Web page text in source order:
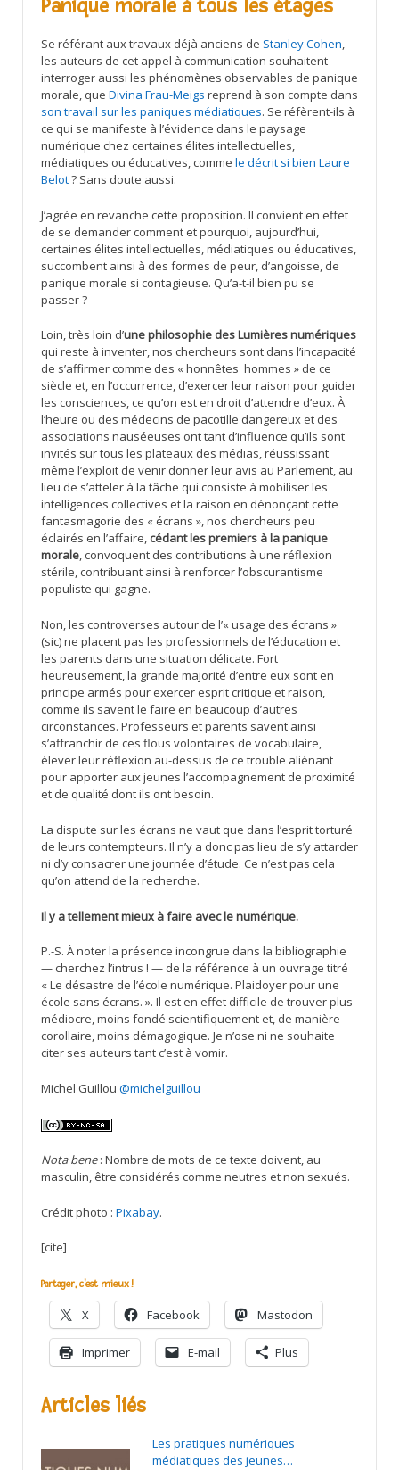
Panique morale à tous les étages
Se référant aux travaux déjà anciens de Stanley Cohen,
les auteurs de cet appel à communication souhaitent
interroger aussi les phénomènes observables de panique
morale, que Divina Frau-Meigs reprend à son compte dans
son travail sur les paniques médiatiques. Se réfèrent-ils à
ce qui se manifeste à l’évidence dans le paysage
numérique chez certaines élites intellectuelles,
médiatiques ou éducatives, comme le décrit si bien Laure
Belot? Sans doute aussi.
J’agrée en revanche cette proposition. Il convient en effet
de se demander comment et pourquoi, aujourd’hui,
certaines élites intellectuelles, médiatiques ou éducatives,
succombent ainsi à des formes de peur, d’angoisse, de
panique morale si contagieuse. Qu’a-t-il bien pu se
passer ?
Loin, très loin d’une philosophie des Lumières numériques
qui reste à inventer, nos chercheurs sont dans l’incapacité
de s’affirmer comme des « honnêtes hommes » de ce
siècle et, en l’occurrence, d’exercer leur raison pour guider
les consciences, ce qu’on est en droit d’attendre d’eux. À
l’heure ou des médecins de pacotille dangereux et des
associations nauséeuses ont tant d’influence qu’ils sont
invités sur tous les plateaux des médias, réussissant
même l’exploit de venir donner leur avis au Parlement, au
lieu de s’atteler à la tâche qui consiste à mobiliser les
intelligences collectives et la raison en dénonçant cette
fantasmagorie des « écrans », nos chercheurs peu
éclairés en l’affaire, cédant les premiers à la panique
morale, convoquent des contributions à une réflexion
stérile, contribuant ainsi à renforcer l’obscurantisme
populiste qui gagne.
Non, les controverses autour de l’« usage des écrans »
(sic) ne placent pas les professionnels de l’éducation et
les parents dans une situation délicate. Fort
heureusement, la grande majorité d’entre eux sont en
principe armés pour exercer esprit critique et raison,
comme ils savent le faire en beaucoup d’autres
circonstances. Professeurs et parents savent ainsi
s’affranchir de ces flous volontaires de vocabulaire,
élever leur réflexion au-dessus de ce trouble aliénant
pour apporter aux jeunes l’accompagnement de proximité
et de qualité dont ils ont besoin.
La dispute sur les écrans ne vaut que dans l’esprit torturé
de leurs contempteurs. Il n’y a donc pas lieu de s’y attarder
ni d’y consacrer une journée d’étude. Ce n’est pas cela
qu’on attend de la recherche.
Il y a tellement mieux à faire avec le numérique.
P.-S. À noter la présence incongrue dans la bibliographie
— cherchez l’intrus ! — de la référence à un ouvrage titré
« Le désastre de l’école numérique. Plaidoyer pour une
école sans écrans. ». Il est en effet difficile de trouver plus
médiocre, moins fondé scientifiquement et, de manière
corollaire, moins démagogique. Je n’ose ni ne souhaite
citer ses auteurs tant c’est à vomir.
Michel Guillou @michelguillou
Nota bene: Nombre de mots de ce texte doivent, au
masculin, être considérés comme neutres et non sexués.
Crédit photo : Pixabay.
[cite]
Partager, c'est mieux !
X Facebook Mastodon
Imprimer E-mail Plus
Articles liés
Les pratiques numériques
médiatiques des jeunes…